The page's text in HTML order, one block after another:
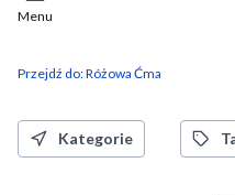
Menu
Przejdź do:Różowa Ćma
Kategorie